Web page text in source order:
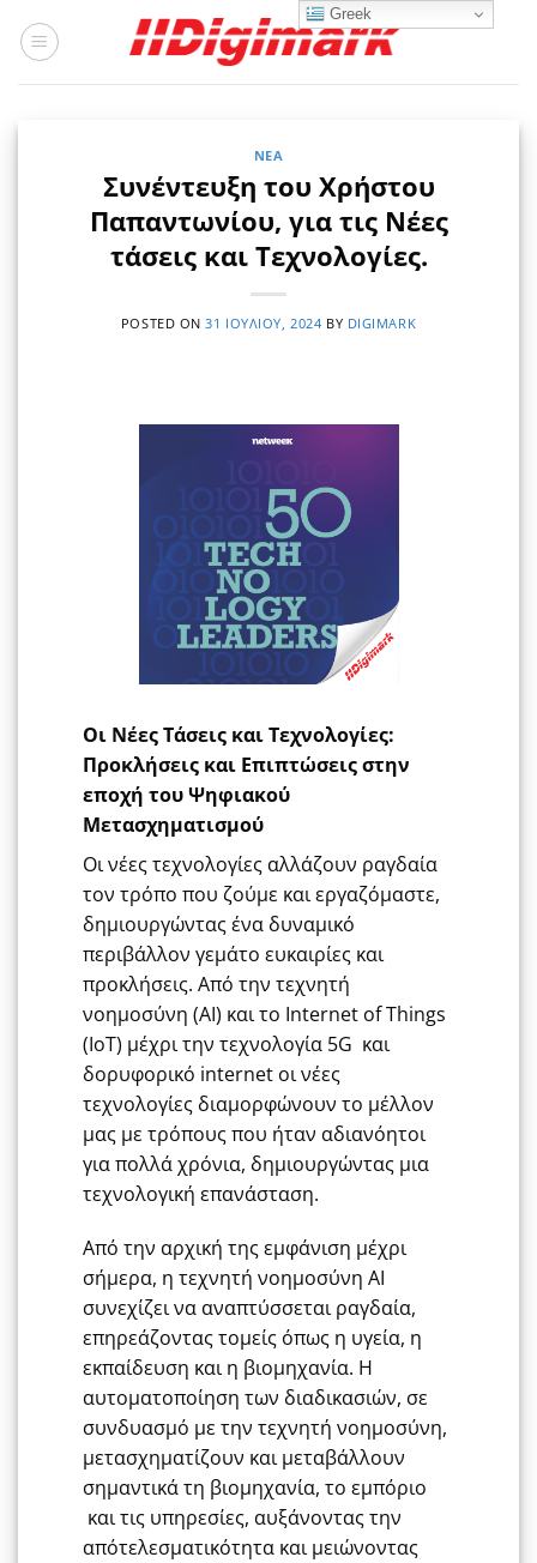
στο
ΝΈΑ
Συνέντευξη του Χρήστου
Παπαντωνίου, για τις Νέες
τάσεις και Τεχνολογίες.
POSTED ON31 ΙΟΥΛΊΟΥ, 2024 BY DIGIMARK
Οι Νέες Τάσεις και Τεχνολογίες:
Προκλήσεις και Επιπτώσεις στην
εποχή του Ψηφιακού
Μετασχηματισμού
Οι νέες τεχνολογίες αλλάζουν ραγδαία
τον τρόπο που ζούμε και εργαζόμαστε,
δημιουργώντας ένα δυναμικό
περιβάλλον γεμάτο ευκαιρίες και
προκλήσεις. Από την τεχνητή
νοημοσύνη (AI) και το Internet of Things
(IoT) μέχρι την τεχνολογία 5G και
δορυφορικό internet οι νέες
τεχνολογίες διαμορφώνουν το μέλλον
μας με τρόπους που ήταν αδιανόητοι
για πολλά χρόνια, δημιουργώντας μια
τεχνολογική επανάσταση.
Από την αρχική της εμφάνιση μέχρι
σήμερα, η τεχνητή νοημοσύνη ΑΙ
συνεχίζει να αναπτύσσεται ραγδαία,
επηρεάζοντας τομείς όπως η υγεία, η
εκπαίδευση και η βιομηχανία. Η
αυτοματοποίηση των διαδικασιών, σε
συνδυασμό με την τεχνητή νοημοσύνη,
μετασχηματίζουν και μεταβάλλουν
σημαντικά τη βιομηχανία, το εμπόριο
και τις υπηρεσίες, αυξάνοντας την
απότελεσματικότητα και μειώνοντας
Greek